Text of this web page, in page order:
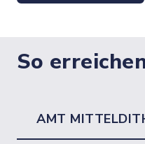
So
AMT